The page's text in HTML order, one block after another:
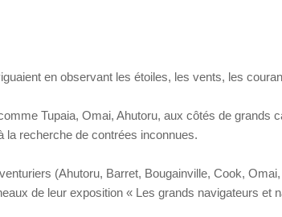
en observant les étoiles, les vents, les
Tupaia, Omai, Ahutoru, aux côtés de grands
la recherche de contrées inconnues.
(Ahutoru, Barret, Bougainville, Cook, Omai,
de leur exposition « Les grands navigateurs et